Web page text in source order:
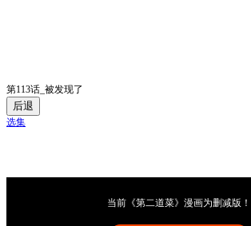
第113话_被发现了
后退
选集
当前《第二道菜》漫画为删减版！